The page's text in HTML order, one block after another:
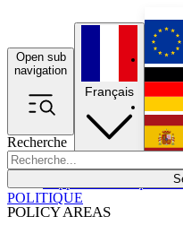
Open sub
navigation
Recherche
POLICY AREAS
Français
POLITIQUE